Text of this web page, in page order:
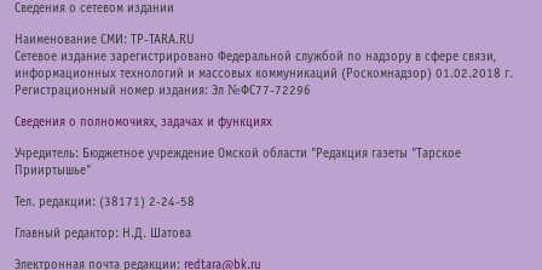
Cведения о сетевом издании
Наименование СМИ: TP-TARA.RU
Сетевое издание зарегистрировано Федеральной службой по надзору в сфере связи,
информационных технологий и массовых коммуникаций (Роскомнадзор) 01.02.2018 г.
Регистрационный номер издания: Эл №ФС77-72296
Сведения о полномочиях, задачах и функциях
Учредитель: Бюджетное учреждение Омской области "Редакция газеты "Тарское
Прииртышье"
Тел. редакции: (38171) 2-24-58
Главный редактор: Н.Д. Шатова
Электронная почта редакции: redtara@bk.ru